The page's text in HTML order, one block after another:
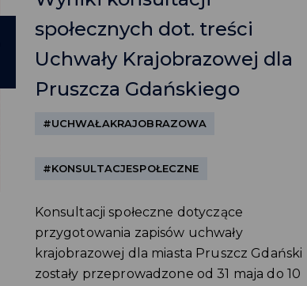
społecznych dot. treści
Uchwały Krajobrazowej dla
Pruszcza Gdańskiego
#UCHWAŁAKRAJOBRAZOWA
#KONSULTACJESPOŁECZNE
Konsultacji społeczne dotyczące
przygotowania zapisów uchwały
krajobrazowej dla miasta Pruszcz Gdański
zostały przeprowadzone od 31 maja do 10